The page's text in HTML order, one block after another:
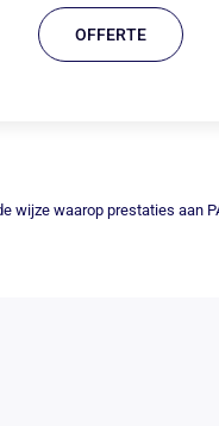
OFFERTE
waarop prestaties aan